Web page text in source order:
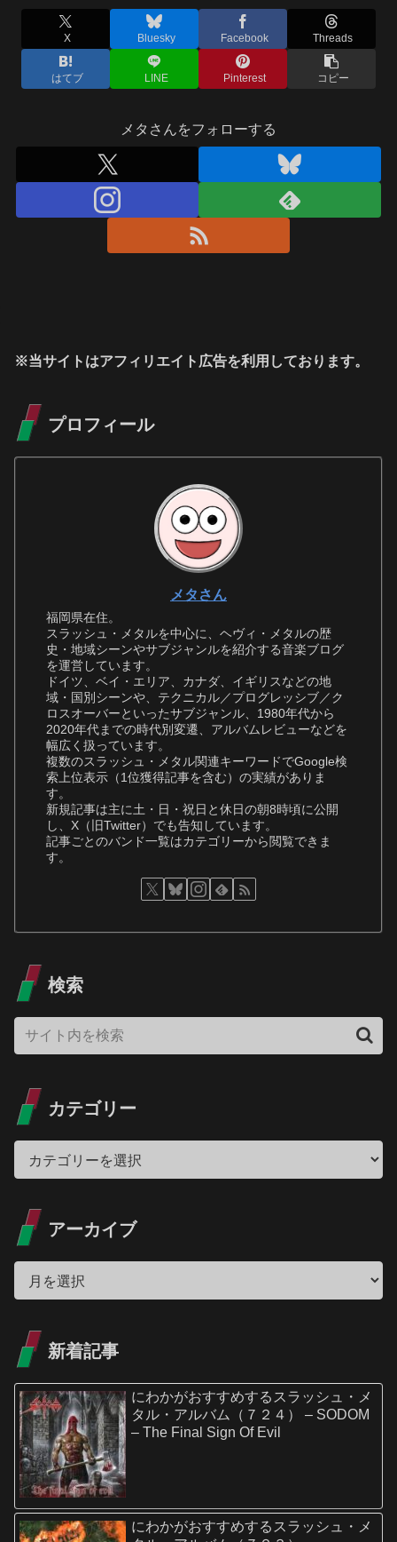
X Bluesky Facebook Threads
はてブ LINE Pinterest コピー
メタさんをフォローする
※当サイトはアフィリエイト広告を利用しております。
プロフィール
メタさん
福岡県在住。
スラッシュ・メタルを中心に、ヘヴィ・メタルの歴
史・地域シーンやサブジャンルを紹介する音楽ブログ
を運営しています。
ドイツ、ベイ・エリア、カナダ、イギリスなどの地
域・国別シーンや、テクニカル／プログレッシブ／ク
ロスオーバーといったサブジャンル、1980年代から
2020年代までの時代別変遷、アルバムレビューなどを
幅広く扱っています。
複数のスラッシュ・メタル関連キーワードでGoogle検
索上位表示（1位獲得記事を含む）の実績がありま
す。
新規記事は主に土・日・祝日と休日の朝8時頃に公開
し、X（旧Twitter）でも告知しています。
記事ごとのバンド一覧はカテゴリーから閲覧できま
す。
検索
カテゴリー
アーカイブ
新着記事
にわかがおすすめするスラッシュ・メ
タル・アルバム（７２４） – SODOM
– The Final Sign Of Evil
にわかがおすすめするスラッシュ・メ